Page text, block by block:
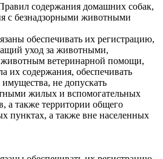
содержания домашних собак,
с безнадзорными животными
обеспечивать их регистрацию,
уход за животными,
животным ветеринарной помощи,
их содержания, обеспечивать
не допускать
жилых и вспомогательных
также территории общего
пунктах, а также вне населенных